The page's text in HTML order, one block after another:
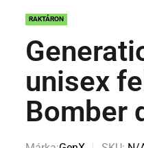
RAKTÁRON
unisex
Bomber